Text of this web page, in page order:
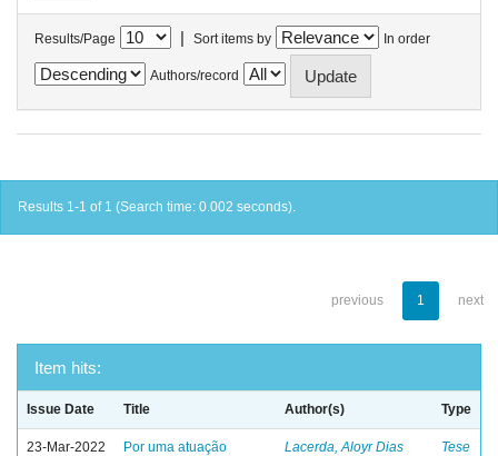
Results/Page | Sort items by In order
Authors/record
Results 1-1 of 1 (Search time: 0.002 seconds).
previous 1 next
Item hits:
Issue Date Title Author(s) Type
23-Mar-2022
Por uma atuação
Lacerda, Aloyr Dias Tese